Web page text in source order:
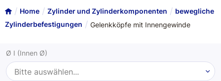
Gelenkköpfe mit Innengewinde
Gelenkköpfe schweissbar ST
Gelenkköpfe schweissbar BO
Gelenkköpfe AG Form M 2RS
Home Zylinder und Zylinderkomponenten
bewegliche
Zylinderbefestigungen
Gelenkköpfe mit Innengewinde
Ø I (Innen Ø)
Bitte auswählen...